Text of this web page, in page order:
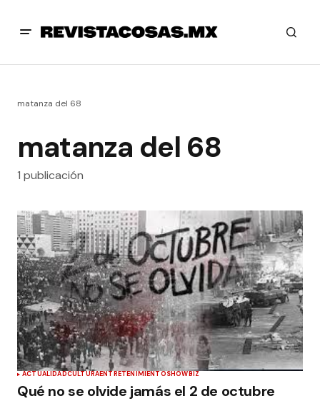
matanza del 68
matanza del 68
1 publicación
ACTUALIDADCULTURAENTRETENIMIENTOSHOWBIZ
Qué no se olvide jamás el 2 de octubre